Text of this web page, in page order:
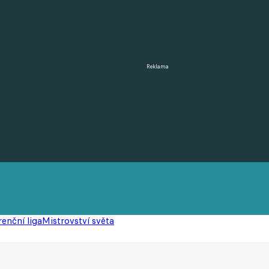
Reklama
ligaMistrovství světa